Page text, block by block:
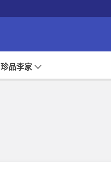
珍品李家